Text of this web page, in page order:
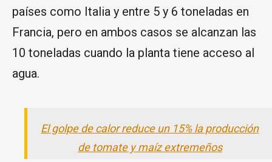
países como Italia y entre 5 y 6 toneladas en
Francia, pero en ambos casos se alcanzan las
10 toneladas cuando la planta tiene acceso al
agua.
El golpe de calor reduce un 15% la producción
de tomate y maíz extremeños